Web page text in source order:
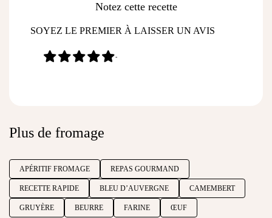
Notez cette recette
SOYEZ LE PREMIER À LAISSER UN AVIS
-
Plus de fromage
APÉRITIF FROMAGE REPAS GOURMAND
RECETTE RAPIDE BLEU D’AUVERGNE CAMEMBERT
GRUYÈRE BEURRE FARINE ŒUF